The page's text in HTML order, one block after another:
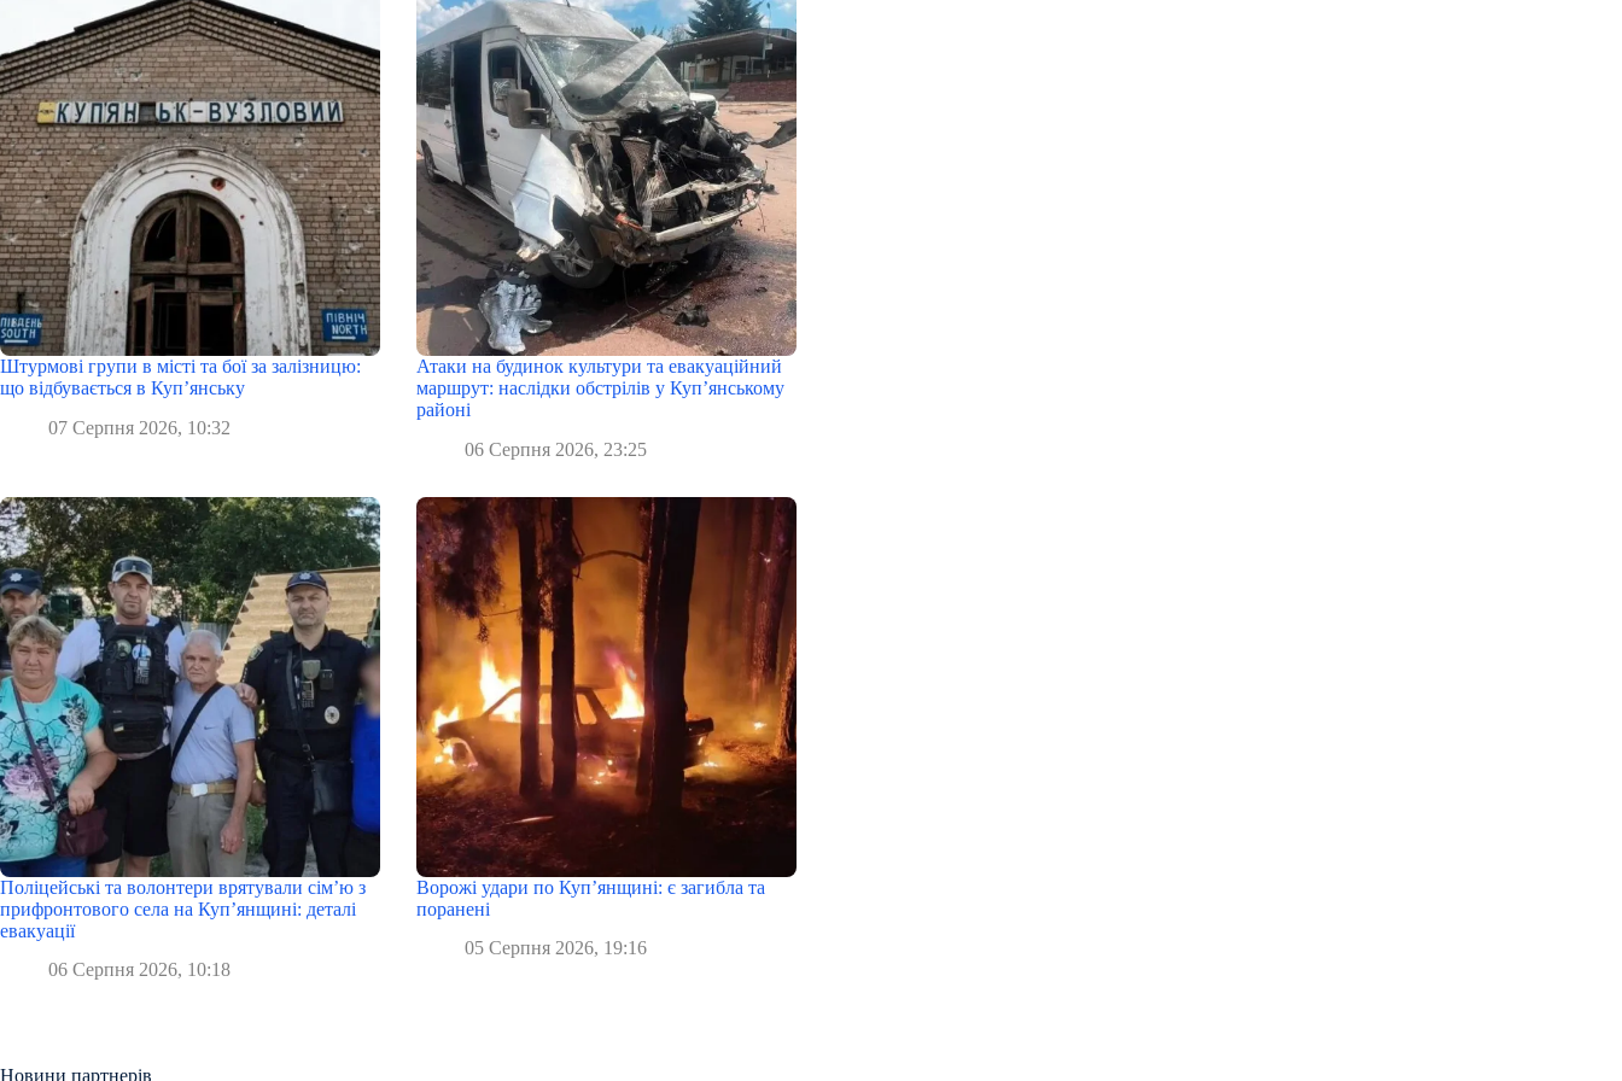
Штурмові групи в місті та бої за залізницю:
що відбувається в Куп’янську
07 Серпня 2026, 10:32
Атаки на будинок культури та евакуаційний
маршрут: наслідки обстрілів у Куп’янському
районі
06 Серпня 2026, 23:25
Поліцейські та волонтери врятували сім’ю з
прифронтового села на Куп’янщині: деталі
евакуації
06 Серпня 2026, 10:18
Ворожі удари по Куп’янщині: є загибла та
поранені
05 Серпня 2026, 19:16
Новини партнерів